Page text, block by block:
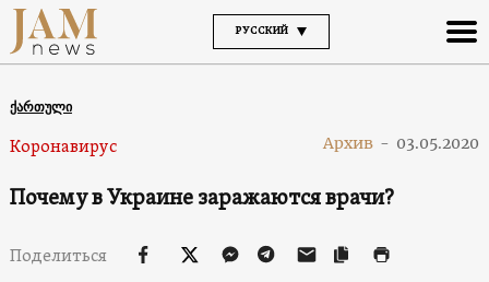
РУССКИЙ
ქართული
Коронавирус Архив - 03.05.2020
Почему в Украине заражаются врачи?
Поделиться